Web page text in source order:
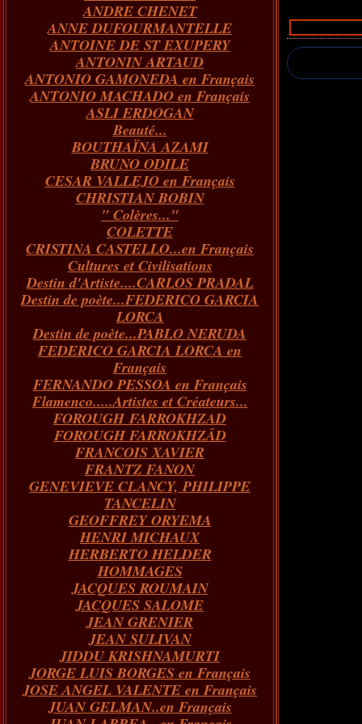
Janvier(60)
Février(68)
Janvier(86)
Mars(65)
Février(70)
Janvier(66)
Avril(76)
Mars(66)
Février(67)
Janvier(73)
Mai(82)
Avril(62)
Mars(66)
Février(55)
Janvier(43)
Juin(84)
Mai(89)
Avril(59)
Mars(73)
Février(54)
Janvier(51)
Juillet(72)
Juin(65)
Mai(97)
Avril(73)
Mars(100)
Février(146)
Janvier(124)
Août(40)
Juillet(31)
Juin(26)
ANDRE CHENET
ANNE DUFOURMANTELLE
ANTOINE DE ST EXUPERY
ANTONIN ARTAUD
ANTONIO GAMONEDA en Français
ANTONIO MACHADO en Français
ASLI ERDOGAN
Beauté...
BOUTHAÏNA AZAMI
BRUNO ODILE
CESAR VALLEJO en Français
CHRISTIAN BOBIN
" Colères..."
COLETTE
CRISTINA CASTELLO...en Français
Cultures et Civilisations
Destin d'Artiste....CARLOS PRADAL
Destin de poète...FEDERICO GARCIA
LORCA
Destin de poète...PABLO NERUDA
FEDERICO GARCIA LORCA en
Français
FERNANDO PESSOA en Français
Flamenco.....Artistes et Créateurs...
FOROUGH FARROKHZAD
FOROUGH FARROKHZÂD
FRANCOIS XAVIER
FRANTZ FANON
GENEVIEVE CLANCY, PHILIPPE
TANCELIN
GEOFFREY ORYEMA
HENRI MICHAUX
HERBERTO HELDER
HOMMAGES
JACQUES ROUMAIN
JACQUES SALOME
JEAN GRENIER
JEAN SULIVAN
JIDDU KRISHNAMURTI
JORGE LUIS BORGES en Français
JOSE ANGEL VALENTE en Français
JUAN GELMAN..en Français